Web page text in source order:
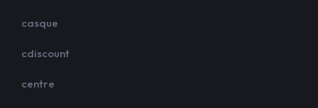
casque
cdiscount
centre